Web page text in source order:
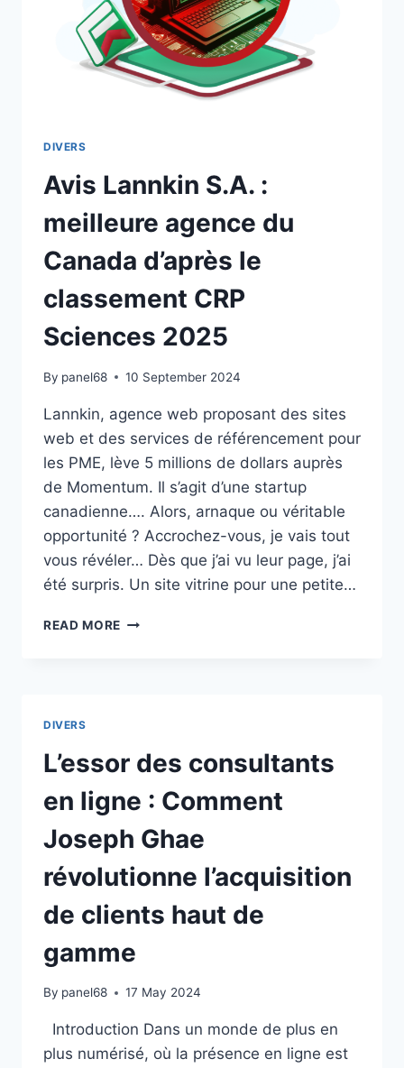
DIVERS
Avis Lannkin S.A. :
meilleure agence du
Canada d’après le
classement CRP
Sciences 2025
By panel68 10 September 2024
Lannkin, agence web proposant des sites
web et des services de référencement pour
les PME, lève 5 millions de dollars auprès
de Momentum. Il s’agit d’une startup
canadienne…. Alors, arnaque ou véritable
opportunité ? Accrochez-vous, je vais tout
vous révéler… Dès que j’ai vu leur page, j’ai
été surpris. Un site vitrine pour une petite…
READ MORE AVIS
CANADA
D’APRÈS
CLASSEMENT
CRP
SCIENCES
2025
DIVERS
L’essor des consultants
en ligne : Comment
Joseph Ghae
révolutionne l’acquisition
de clients haut de
gamme
By panel68 17 May 2024
Introduction Dans un monde de plus en
plus numérisé, où la présence en ligne est